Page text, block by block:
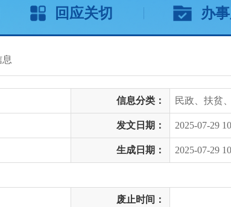
回应关切 办
信息分类： 民政、扶贫
发文日期： 2025-07-29
生成日期： 2025-07-29
废止时间：